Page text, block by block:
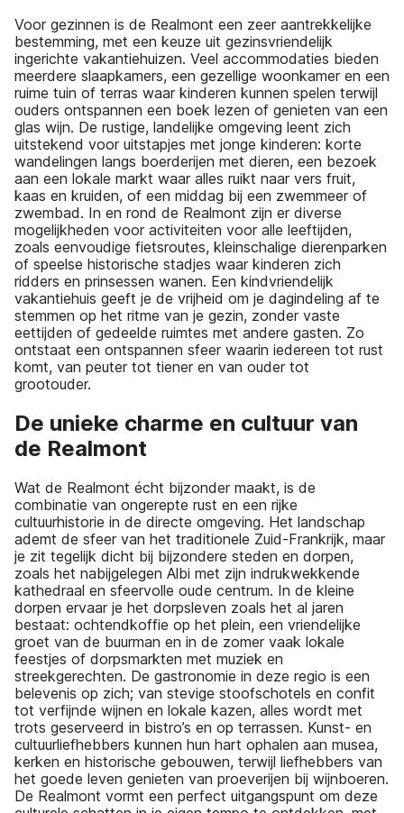
Voor gezinnen is de Realmont een zeer aantrekkelijke
bestemming, met een keuze uit gezinsvriendelijk
ingerichte vakantiehuizen. Veel accommodaties bieden
meerdere slaapkamers, een gezellige woonkamer en een
ruime tuin of terras waar kinderen kunnen spelen terwijl
ouders ontspannen een boek lezen of genieten van een
glas wijn. De rustige, landelijke omgeving leent zich
uitstekend voor uitstapjes met jonge kinderen: korte
wandelingen langs boerderijen met dieren, een bezoek
aan een lokale markt waar alles ruikt naar vers fruit,
kaas en kruiden, of een middag bij een zwemmeer of
zwembad. In en rond de Realmont zijn er diverse
mogelijkheden voor activiteiten voor alle leeftijden,
zoals eenvoudige fietsroutes, kleinschalige dierenparken
of speelse historische stadjes waar kinderen zich
ridders en prinsessen wanen. Een kindvriendelijk
vakantiehuis geeft je de vrijheid om je dagindeling af te
stemmen op het ritme van je gezin, zonder vaste
eettijden of gedeelde ruimtes met andere gasten. Zo
ontstaat een ontspannen sfeer waarin iedereen tot rust
komt, van peuter tot tiener en van ouder tot
grootouder.
De unieke charme en cultuur van
de Realmont
Wat de Realmont écht bijzonder maakt, is de
combinatie van ongerepte rust en een rijke
cultuurhistorie in de directe omgeving. Het landschap
ademt de sfeer van het traditionele Zuid-Frankrijk, maar
je zit tegelijk dicht bij bijzondere steden en dorpen,
zoals het nabijgelegen Albi met zijn indrukwekkende
kathedraal en sfeervolle oude centrum. In de kleine
dorpen ervaar je het dorpsleven zoals het al jaren
bestaat: ochtendkoffie op het plein, een vriendelijke
groet van de buurman en in de zomer vaak lokale
feestjes of dorpsmarkten met muziek en
streekgerechten. De gastronomie in deze regio is een
belevenis op zich; van stevige stoofschotels en confit
tot verfijnde wijnen en lokale kazen, alles wordt met
trots geserveerd in bistro’s en op terrassen. Kunst- en
cultuurliefhebbers kunnen hun hart ophalen aan musea,
kerken en historische gebouwen, terwijl liefhebbers van
het goede leven genieten van proeverijen bij wijnboeren.
De Realmont vormt een perfect uitgangspunt om deze